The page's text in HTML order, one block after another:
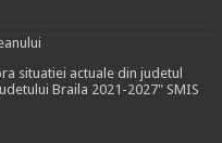
situatiei actuale din judetul
Braila 2021-2027" SMIS